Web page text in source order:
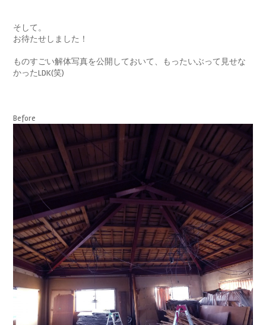
そして。
お待たせしました！
ものすごい解体写真を公開しておいて、もったいぶって見せな
かったLDK(笑)
Before